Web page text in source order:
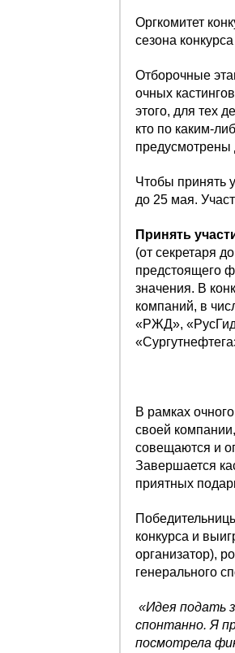
Оргкомитет
сезона
Отборочные
очных
этого, для тех
кто по каким-
предусмотрены
Чтобы принять
до 25 мая.
Принять
(от секретаря
предстоящего
значения. В
компаний, в
«РЖД»,
В рамках
своей
совещаются и
Завершается
приятных
конкурса и
организатор),
генерального
«Идея подать
спонтанно. Я
посмотрела